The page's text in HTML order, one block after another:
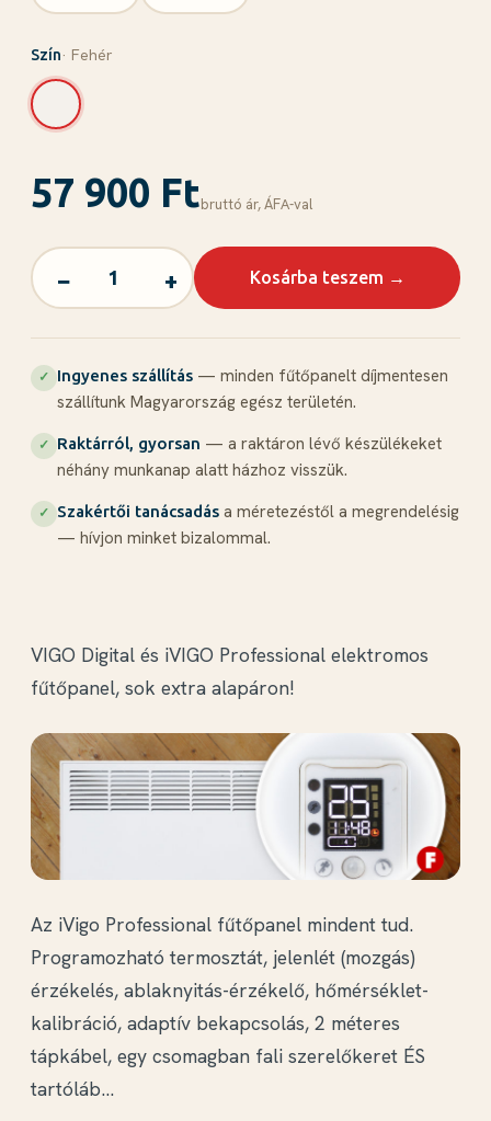
Szín· Fehér
57 900 Ftbruttó ár, ÁFА-val
− + Kosárba teszem →
✓ Ingyenes szállítás — minden fűtőpanelt díjmentesen
szállítunk Magyarország egész területén.
✓ Raktárról, gyorsan — a raktáron lévő készülékeket
néhány munkanap alatt házhoz visszük.
✓ Szakértői tanácsadás a méretezéstől a megrendelésig
— hívjon minket bizalommal.
VIGO Digital és iVIGO Professional elektromos
fűtőpanel, sok extra alapáron!
Az iVigo Professional fűtőpanel mindent tud.
Programozható termosztát, jelenlét (mozgás)
érzékelés, ablaknyitás-érzékelő, hőmérséklet-
kalibráció, adaptív bekapcsolás, 2 méteres
tápkábel, egy csomagban fali szerelőkeret ÉS
tartóláb…